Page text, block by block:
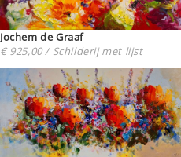
Jochem de Graaf
€ 925,00 / Schilderij met lijst